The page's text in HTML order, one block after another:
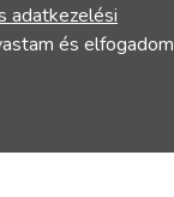
adatkezelési
és elfogadom